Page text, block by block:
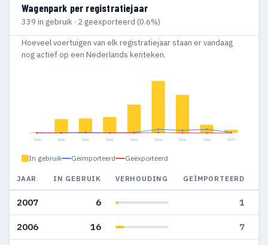
Wagenpark per registratiejaar
339 in gebruik · 2 geëxporteerd (0.6%)
Hoeveel voertuigen van elk registratiejaar staan er vandaag
nog actief op een Nederlands kenteken.
1999 2000 2001 2002 2003 2004 2005 2006 2007
In gebruik Geïmporteerd Geëxporteerd
JAAR IN GEBRUIK VERHOUDING GEÏMPORTEERD
2007 6 1
2006 16 7